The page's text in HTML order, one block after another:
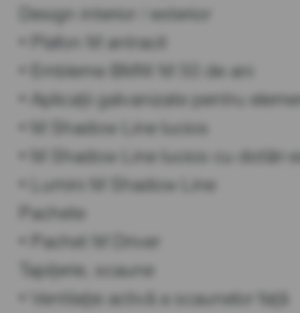
Design interior / exterior
• Plafon M antracit
• Embleme BMW M 50 de ani
• Aplicații galvanizate pentru
• M Shadow Line lucios
• M Shadow Line lucios cu dotări
• Lumini M Shadow Line
Pachete
• Pachet M Driver
Tapițerie, scaune
• Ventilație activă a scaunelor față